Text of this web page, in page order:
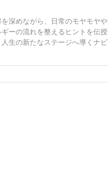
深めながら、日常のモヤモヤや
ーの流れを整えるヒントを伝授
生の新たなステージへ導くナビ